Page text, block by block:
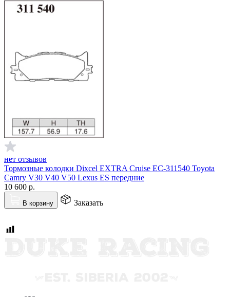
нет отзывов
Тормозные колодки Dixcel EXTRA Cruise EС-311540 Toyota
Camry V30 V40 V50 Lexus ES передние
10 600 р.
В корзину Заказать